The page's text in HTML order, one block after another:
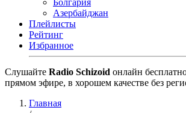
Болгария
Азербайджан
Плейлисты
Рейтинг
Избранное
Cлушайте Radio Schizoid онлайн
прямом эфире, в хорошем качестве без
Главная